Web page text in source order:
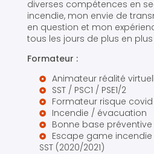
diverses compétences en
incendie, mon envie de
en question et mon
tous les jours de plus en plus
Formateur :
Animateur réalité
SST / PSC1 / PSE1/2
Formateur risque covid
Incendie / évacuation
Bonne base
Escape game
SST (2020/2021)